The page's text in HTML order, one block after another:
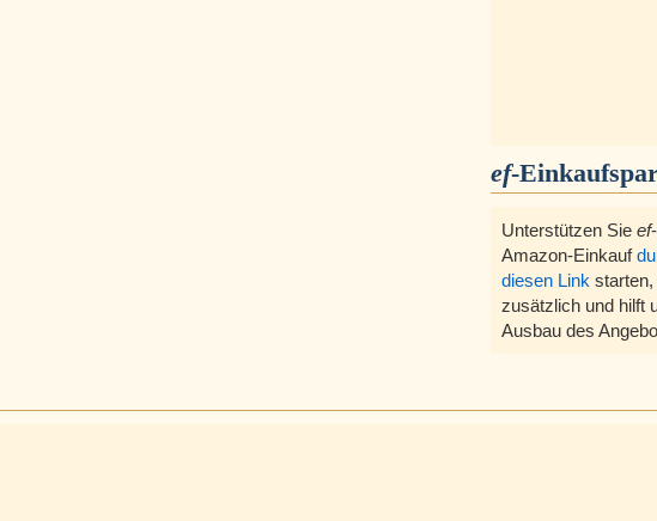
ef-
Unterstützen Sie ef
Amazon-Einkauf
diesen Link
zusätzlich und hilft
Ausbau des